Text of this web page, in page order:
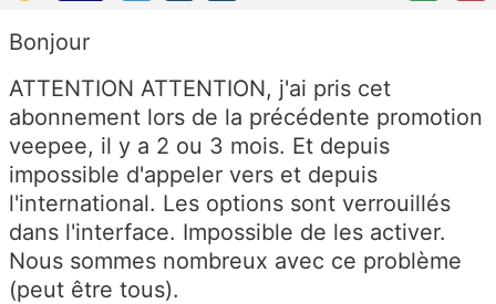
Bonjour
ATTENTION ATTENTION, j'ai pris cet
abonnement lors de la précédente promotion
veepee, il y a 2 ou 3 mois. Et depuis
impossible d'appeler vers et depuis
l'international. Les options sont verrouillés
dans l'interface. Impossible de les activer.
Nous sommes nombreux avec ce problème
(peut être tous).